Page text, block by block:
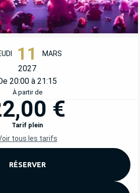
COORDONNÉES
11 MARS
2027
20:00 à 21:15
À partir de
€
Tarif plein
tous les tarifs
RÉSERVER